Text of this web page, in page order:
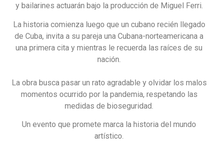
y bailarines actuarán bajo la producción de Miguel Ferri.
La historia comienza luego que un cubano recién llegado
de Cuba, invita a su pareja una Cubana-norteamericana a
una primera cita y mientras le recuerda las raíces de su
nación.
La obra busca pasar un rato agradable y olvidar los malos
momentos ocurrido por la pandemia, respetando las
medidas de bioseguridad.
Un evento que promete marca la historia del mundo
artístico.